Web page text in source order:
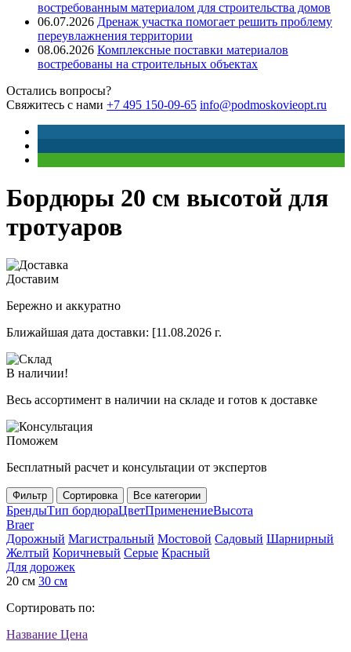
востребованным материалом для строительства домов
06.07.2026 Дренаж участка помогает решить проблему
переувлажнения территории
08.06.2026 Комплексные поставки материалов
востребованы на строительных объектах
Остались вопросы?
Свяжитесь с нами +7 495 150-09-65 info@podmoskovieopt.ru
Бордюры 20 см высотой для
тротуаров
Доставим
Бережно и аккуратно
Ближайшая дата доставки: [11.08.2026 г.
В наличии!
Весь ассортимент в наличии на складе и готов к доставке
Поможем
Бесплатный расчет и консультации от экспертов
Фильтр Сортировка Все категории
БрендыТип бордюраЦветПрименениеВысота
Braer
Дорожный Магистральный Мостовой Садовый Шарнирный
Желтый Коричневый Серые Красный
Для дорожек
20 см 30 см
Сортировать по:
Название Цена